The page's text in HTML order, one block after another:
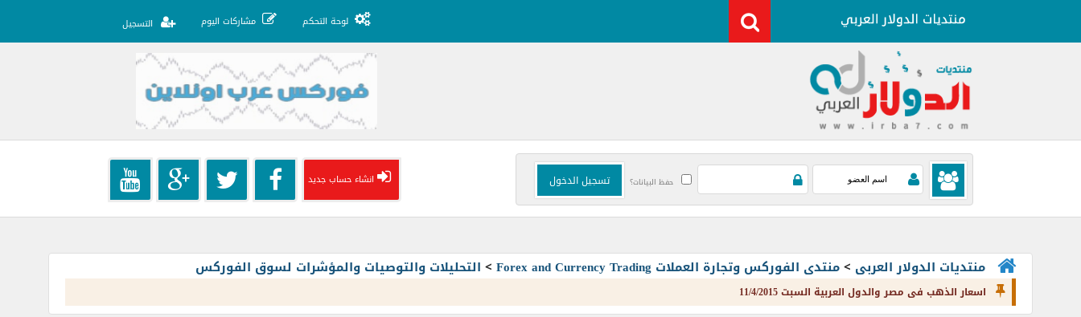
لوحة التحكم مشاركات اليوم التسجيل
حفظ البيانات؟ انشاء حساب جديد
منتديات الدولار العربى >منتدى الفوركس وتجارة العملات Forex and Currency Trading > التحليلات والتوصيات والمؤشرات لسوق الفوركس
اسعار الذهب فى مصر والدول العربية السبت 11/4/2015